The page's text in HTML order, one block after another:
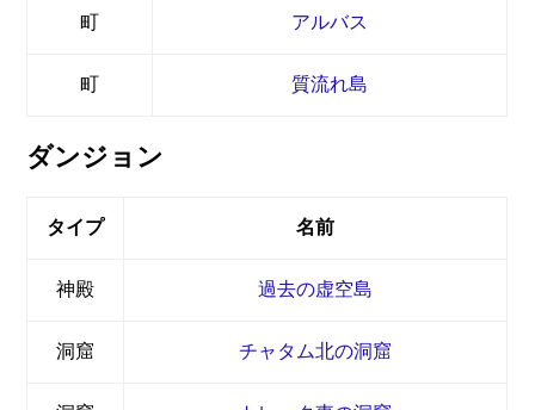
町 アルバス
町 質流れ島
ダンジョン
タイプ 名前
神殿 過去の虚空島
洞窟 チャタム北の洞窟